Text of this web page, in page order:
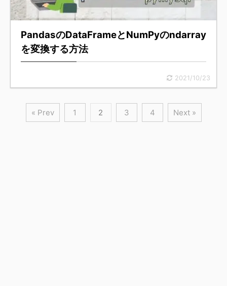
PandasのDataFrameとNumPyのndarray
を変換する方法
2021/10/23
« Prev 1 2 3 4 Next »